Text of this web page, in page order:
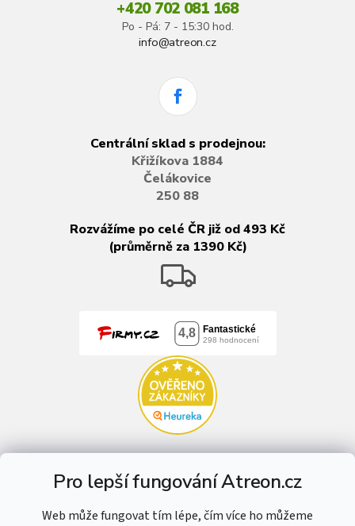
Pro lepší fungování Atreon.cz
Web může fungovat tím lépe, čím více ho můžeme
+420 702 081 168
Po - Pá: 7 - 15:30 hod.
info@atreon.cz
Centrální sklad s prodejnou:
Křižíkova 1884
Čelákovice
250 88
Rozvážíme po celé ČR již od 493 Kč
(průměrně za 1390 Kč)